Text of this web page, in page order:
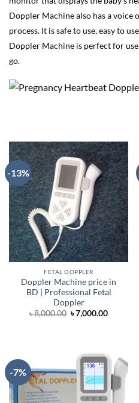
Doppler Machine also has a
process. It is safe to use, easy to
Doppler Machine is perfect for
go.
-13%
FETAL DOPPLER
Doppler Machine price in
BD | Professional Fetal
Doppler
৳8,000.00 Original
price
৳7,000.00Current
-7%